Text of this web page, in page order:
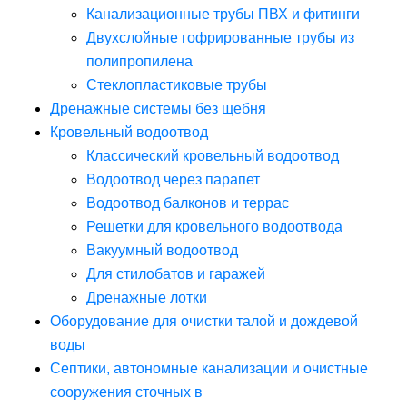
Канализационные трубы ПВХ и фитинги
Двухслойные гофрированные трубы из
полипропилена
Стеклопластиковые трубы
Дренажные системы без щебня
Кровельный водоотвод
Классический кровельный водоотвод
Водоотвод через парапет
Водоотвод балконов и террас
Решетки для кровельного водоотвода
Вакуумный водоотвод
Для стилобатов и гаражей
Дренажные лотки
Оборудование для очистки талой и дождевой
воды
Септики, автономные канализации и очистные
сооружения сточных в